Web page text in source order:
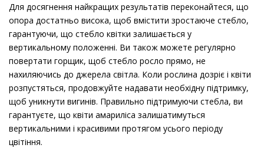
Для досягнення найкращих результатів переконайтеся, що
опора достатньо висока, щоб вмістити зростаюче стебло,
гарантуючи, що стебло квітки залишається у
вертикальному положенні. Ви також можете регулярно
повертати горщик, щоб стебло росло прямо, не
нахиляючись до джерела світла. Коли рослина дозріє і квіти
розпустяться, продовжуйте надавати необхідну підтримку,
щоб уникнути вигинів. Правильно підтримуючи стебла, ви
гарантуєте, що квіти амариліса залишатимуться
вертикальними і красивими протягом усього періоду
цвітіння.